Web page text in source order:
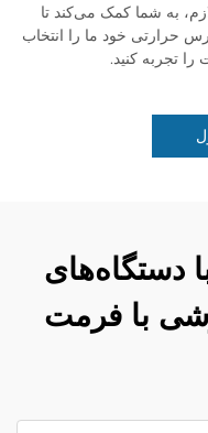
به شما کمک می‌کند تا
حرارتی خود ما را انتخاب
تجربه کنید.
دستگاه‌های
با فرمت